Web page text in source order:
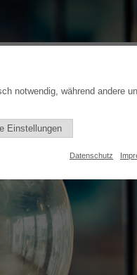
notwendig, während andere
Einstellungen
Datenschutz